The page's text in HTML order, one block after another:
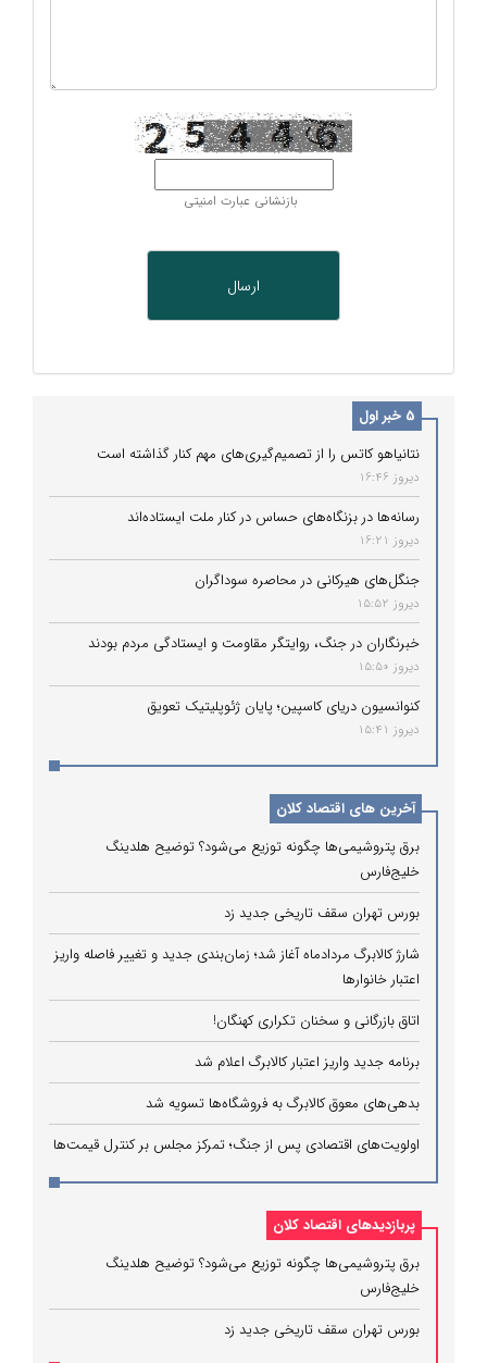
بازنشانی عبارت امنیتی
5 خبر اول
نتانیاهو کاتس را از تصمیم‌گیری‌های مهم کنار گذاشته است
دیروز 16:46
رسانه‌ها در بزنگاه‌های حساس در کنار ملت ایستاده‌اند
دیروز 16:21
جنگل‌های هیرکانی در محاصره سوداگران
دیروز 15:52
خبرنگاران در جنگ، روایتگر مقاومت و ایستادگی مردم بودند
دیروز 15:50
کنوانسیون دریای کاسپین؛ پایان ژئوپلیتیک تعویق
دیروز 15:41
آخرین های اقتصاد کلان
برق پتروشیمی‌ها چگونه توزیع می‌شود؟ توضیح هلدینگ
خلیج‌فارس
بورس تهران سقف تاریخی جدید زد
شارژ کالابرگ مردادماه آغاز شد؛ زمان‌بندی جدید و تغییر فاصله واریز
اعتبار خانوارها
اتاق بازرگانی و سخنان تکراری کهنگان!
برنامه جدید واریز اعتبار کالابرگ اعلام شد
بدهی‌های معوق کالابرگ به فروشگاه‌ها تسویه شد
اولویت‌های اقتصادی پس از جنگ؛ تمرکز مجلس بر کنترل قیمت‌ها
پربازدیدهای اقتصاد کلان
برق پتروشیمی‌ها چگونه توزیع می‌شود؟ توضیح هلدینگ
خلیج‌فارس
بورس تهران سقف تاریخی جدید زد